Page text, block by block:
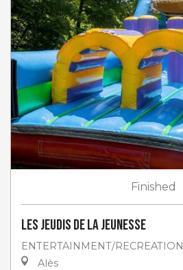
Finished
Les jeudis de la jeunesse
ENTERTAINMENT/RECREATION
Alès